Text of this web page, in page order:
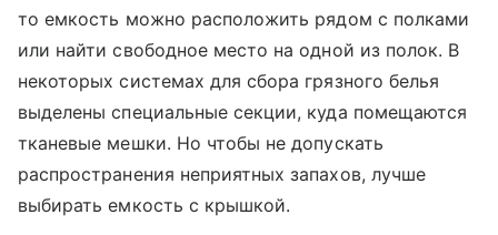
то емкость можно расположить рядом с полками
или найти свободное место на одной из полок. В
некоторых системах для сбора грязного белья
выделены специальные секции, куда помещаются
тканевые мешки. Но чтобы не допускать
распространения неприятных запахов, лучше
выбирать емкость с крышкой.